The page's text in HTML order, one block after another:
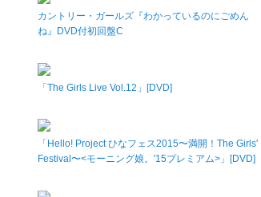
カントリー・ガールズ『わかっているのにごめん
ね』DVD付初回盤C
「The Girls Live Vol.12」[DVD]
「Hello! Project ひなフェス2015〜満開！The Girls'
Festival〜<モーニング娘。'15プレミアム>」[DVD]